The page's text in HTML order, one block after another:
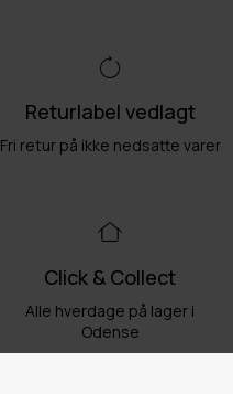
Returlabel vedlagt
Fri retur på ikke nedsatte varer
Click & Collect
Alle hverdage på lager i
Odense